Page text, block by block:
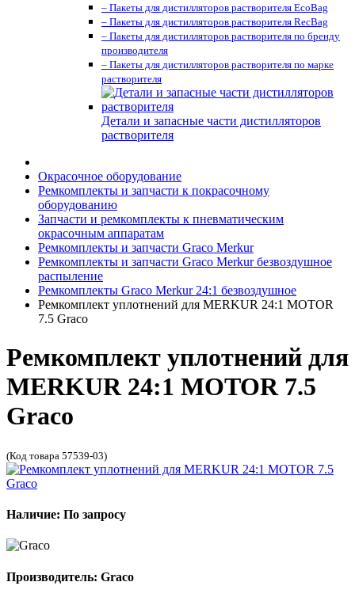
– Пакеты для дистилляторов растворителя EcoBag
– Пакеты для дистилляторов растворителя RecBag
– Пакеты для дистилляторов растворителя по бренду
производителя
– Пакеты для дистилляторов растворителя по марке
растворителя
Детали и запасные части дистилляторов
растворителя
Окрасочное оборудование
Ремкомплекты и запчасти к покрасочному
оборудованию
Запчасти и ремкомплекты к пневматическим
окрасочным аппаратам
Ремкомплекты и запчасти Graco Merkur
Ремкомплекты и запчасти Graco Merkur безвоздушное
распыление
Ремкомплекты Graco Merkur 24:1 безвоздушное
Ремкомплект уплотнений для MERKUR 24:1 MOTOR
7.5 Graco
Ремкомплект уплотнений для
MERKUR 24:1 MOTOR 7.5
Graco
(Код товара 57539-03)
Наличие: По запросу
Производитель: Graco